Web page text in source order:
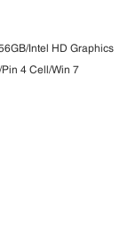
Intel HD Graphics
4 Cell/Win 7